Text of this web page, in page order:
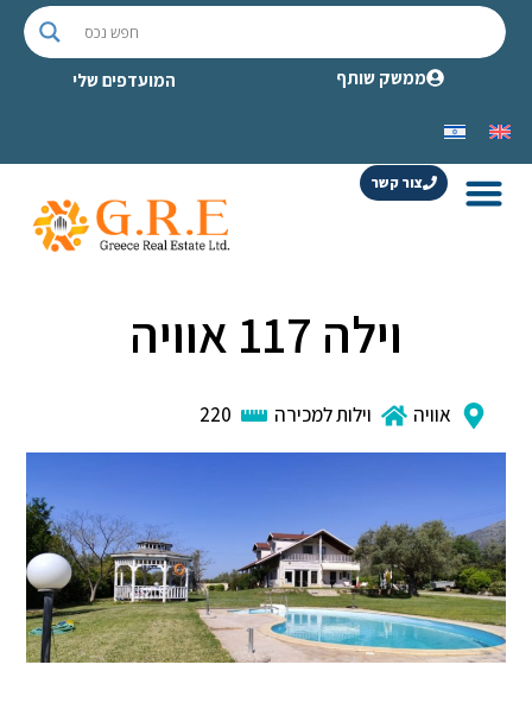
ממשק שותף המועדפים שלי
צור קשר
וילה 117 אוויה
אוויה וילות למכירה 220